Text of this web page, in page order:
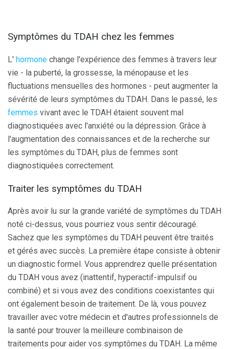
Symptômes du TDAH chez les femmes
L' hormone change l'expérience des femmes à travers leur
vie - la puberté, la grossesse, la ménopause et les
fluctuations mensuelles des hormones - peut augmenter la
sévérité de leurs symptômes du TDAH. Dans le passé, les
femmes vivant avec le TDAH étaient souvent mal
diagnostiquées avec l'anxiété ou la dépression. Grâce à
l'augmentation des connaissances et de la recherche sur
les symptômes du TDAH, plus de femmes sont
diagnostiquées correctement.
Traiter les symptômes du TDAH
Après avoir lu sur la grande variété de symptômes du TDAH
noté ci-dessus, vous pourriez vous sentir découragé.
Sachez que les symptômes du TDAH peuvent être traités
et gérés avec succès. La première étape consiste à obtenir
un diagnostic formel. Vous apprendrez quelle présentation
du TDAH vous avez (inattentif, hyperactif-impulsif ou
combiné) et si vous avez des conditions coexistantes qui
ont également besoin de traitement. De là, vous pouvez
travailler avec votre médecin et d'autres professionnels de
la santé pour trouver la meilleure combinaison de
traitements pour aider vos symptômes du TDAH. La même